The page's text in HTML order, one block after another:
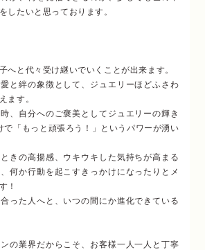
したいと思っております。
へと代々受け継いでいくことが出来ます。
と絆の象徴として、ジュエリーほどふさわ
ます。
、自分へのご褒美としてジュエリーの輝き
で 「もっと頑張ろう！」というパワーが湧い
きの高揚感、ウキウキした気持ちが高まる
何か行動を起こすきっかけになったりとメ
！
った人へと、いつの間にか進化できている
の業界だからこそ、お客様一人一人と丁寧